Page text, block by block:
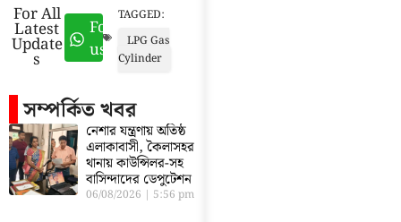
For All
Latest
Update
s
Follow
us
TAGGED:
LPG Gas
Cylinder
সম্পর্কিত খবর
নেশার যন্ত্রণায় অতিষ্ঠ
এলাকাবাসী, কৈলাসহর
থানায় কাউন্সিলর-সহ
বাসিন্দাদের ডেপুটেশন
06/08/2026 5:56 pm